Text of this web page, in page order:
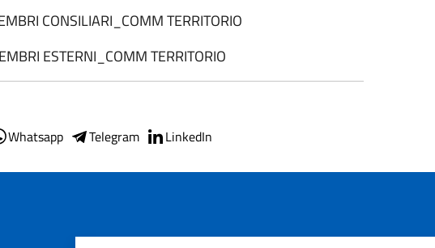
CONSILIARI_COMM TERRITORIO
ESTERNI_COMM TERRITORIO
Whatsapp Telegram LinkedIn